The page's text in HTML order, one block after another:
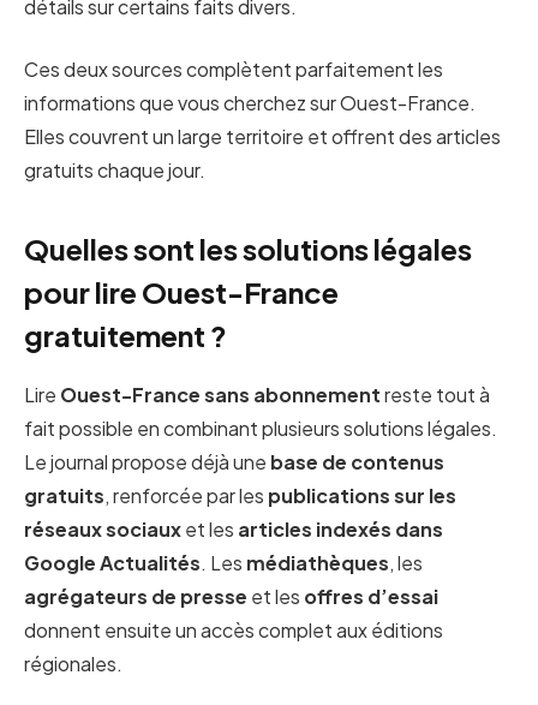
détails sur certains faits divers.
Ces deux sources complètent parfaitement les
informations que vous cherchez sur Ouest-France.
Elles couvrent un large territoire et offrent des articles
gratuits chaque jour.
Quelles sont les solutions légales
pour lire Ouest-France
gratuitement ?
Lire Ouest-France sans abonnementreste tout à
fait possible en combinant plusieurs solutions légales.
Le journal propose déjà une base de contenus
gratuits, renforcée par les publications sur les
réseaux sociauxet les articles indexés dans
Google Actualités. Les médiathèques, les
agrégateurs de presse et les offres d’essai
donnent ensuite un accès complet aux éditions
régionales.